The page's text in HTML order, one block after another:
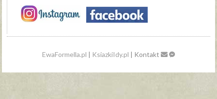
EwaFormella.pl | KsiazkiIdy.pl | Kontakt